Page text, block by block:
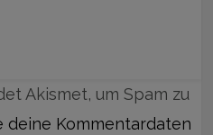
Akismet, um Spam zu
deine Kommentardaten